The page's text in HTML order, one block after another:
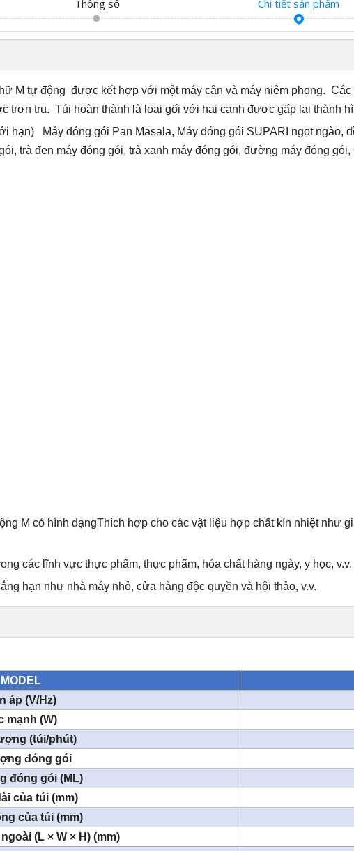
Thông số Chi tiết sản phẩm
M tự động được kết hợp với một máy cân và máy niêm phong. Các
trơn tru. Túi hoàn thành là loại gối với hai cạnh được gấp lại thành
hạn) Máy đóng gói Pan Masala, Máy đóng gói SUPARI ngọt ngào,
trà đen máy đóng gói, trà xanh máy đóng gói, đường máy đóng
M có hình dạngThích hợp cho các vật liệu hợp chất kín nhiệt như
các lĩnh vực thực phẩm, thực phẩm, hóa chất hàng ngày, y học, v.v.
hạn như nhà máy nhỏ, cửa hàng độc quyền và hội thảo, v.v.
MODEL
áp (V/Hz)
mạnh (W)
(túi/phút)
đóng gói
đóng gói (ML)
của túi (mm)
của túi (mm)
(L × W × H) (mm)